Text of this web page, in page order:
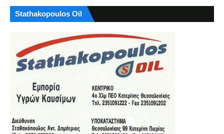
Stathakopoulos Oil